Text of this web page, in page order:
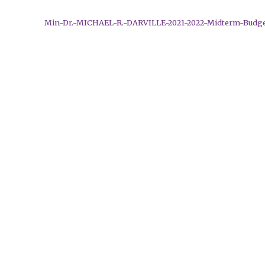
Min-Dr.-MICHAEL-R.-DARVILLE-2021-2022-Midterm-